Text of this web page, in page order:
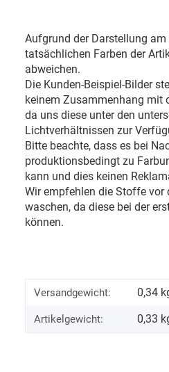
Aufgrund der Darstellung
tatsächlichen Farben der
abweichen.
Die Kunden-Beispiel-Bilder
keinem Zusammenhang mit
da uns diese unter den
Lichtverhältnissen zur
Bitte beachte, dass es bei
produktionsbedingt zu
kann und dies keinen
Wir empfehlen die Stoffe vor
waschen, da diese bei der
können.
Versandgewicht: 0,34
Artikelgewicht: 0,33